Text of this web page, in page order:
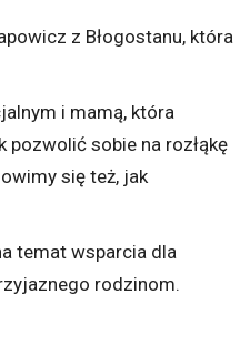
z Błogostanu, która
i mamą, która
pozwolić sobie na rozłąkę
się też, jak
temat wsparcia dla
rodzinom.